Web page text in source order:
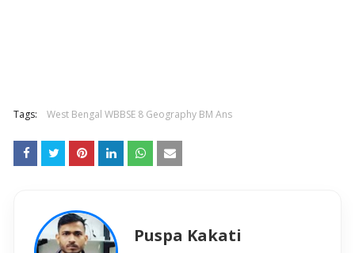
Tags: West Bengal WBBSE 8 Geography BM Ans
Puspa Kakati